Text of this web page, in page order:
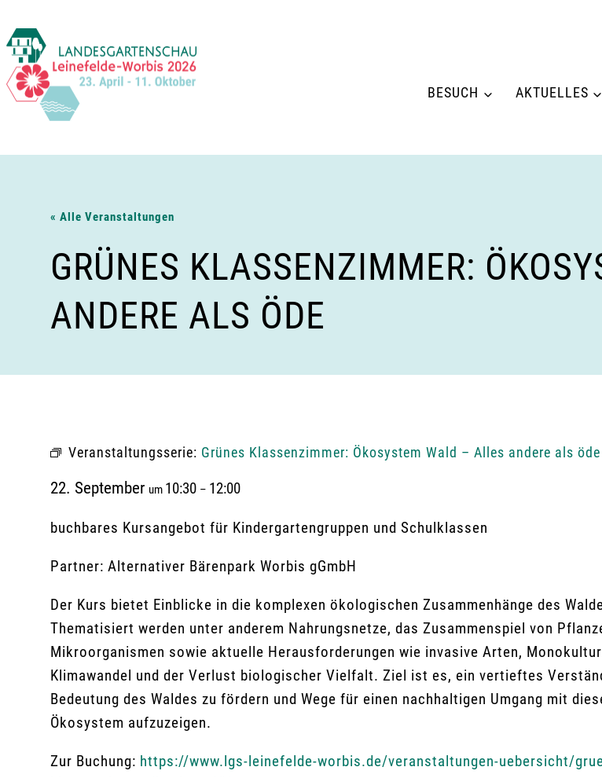
Inhalt
springen
BESUCH AKTUELLES
« Alle Veranstaltungen
GRÜNES KLASSENZIMMER:
ANDERE ALS ÖDE
Veranstaltungsserie: Grünes Klassenzimmer: Ökosystem Wald – Alles andere als öde
22. September um 10:30 – 12:00
buchbares Kursangebot für Kindergartengruppen und Schulklassen
Partner: Alternativer Bärenpark Worbis gGmbH
Der Kurs bietet Einblicke in die komplexen ökologischen Zusammenhänge des
Thematisiert werden unter anderem Nahrungsnetze, das Zusammenspiel von
Mikroorganismen sowie aktuelle Herausforderungen wie invasive Arten,
Klimawandel und der Verlust biologischer Vielfalt. Ziel ist es, ein vertieftes
Bedeutung des Waldes zu fördern und Wege für einen nachhaltigen Umgang mit
Ökosystem aufzuzeigen.
Zur Buchung: https://www.lgs-leinefelde-worbis.de/veranstaltungen-uebersicht/